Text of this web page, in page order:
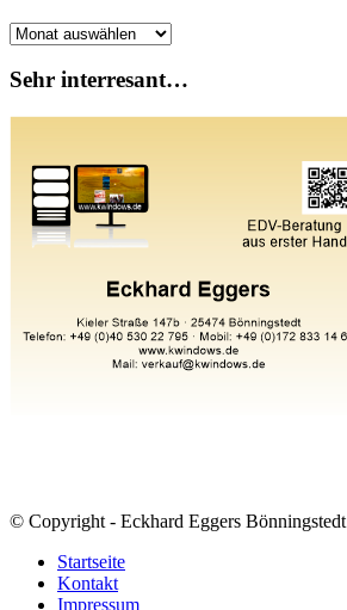
Archiv
Sehr interresant…
© Copyright - Eckhard Eggers Bönningstedt
Startseite
Kontakt
Impressum